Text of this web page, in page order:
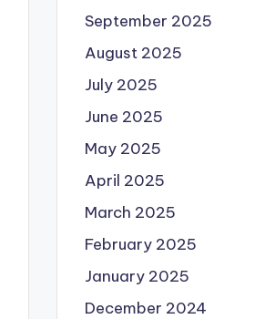
September 2025
August 2025
July 2025
June 2025
May 2025
April 2025
March 2025
February 2025
January 2025
December 2024